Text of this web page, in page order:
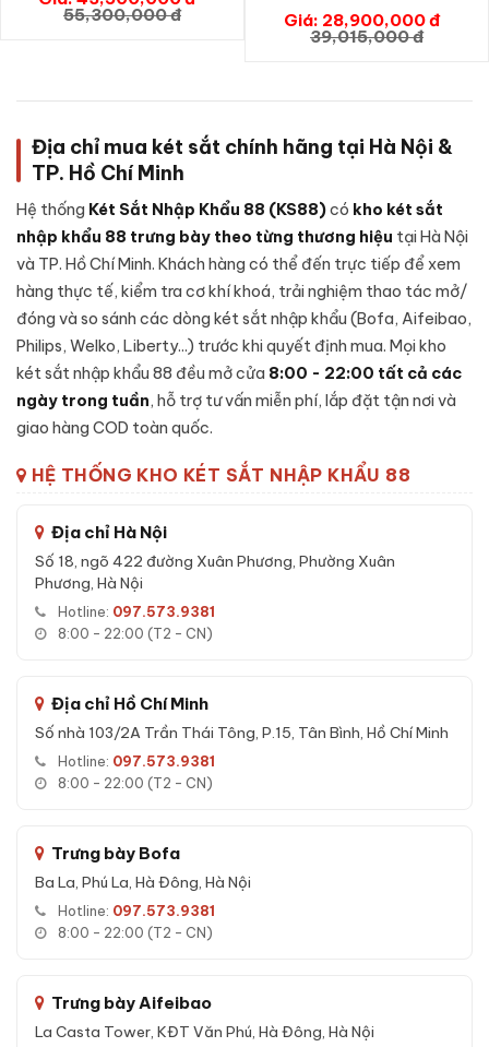
Cấu tạo Két sắt Liberty LB79-S5II vân
LB79-S5II vân tay chính hãng
là cấu tạo bên trong - dưới
đây là các thành phần chính của sản phẩm:
Vỏ ngoài:
Thép tấm dày dặn, xử lý chống gỉ và sơn tĩnh
điện chống bong tróc theo thời gian.
Vỏ trong:Thép tấm gia cố, đổbê-tông chống cháy
hợp lớp vật liệu cách nhiệt chuyên dụng giúp bảo vệ tài sản
khi gặp nhiệt độ cao và độ ẩm.
Cánh cửa két:
Thép nguyên khối đúc đặc, có gờ chống
cạy phá, đệm cao su chống khói thoát khi xảy ra hoả hoạn.
Hệ thống chốt khoá:Thanh chốt thép cứng đa hướng,
ngàm cài chống khoan và đục phá.
tích hợp cơ chế chống dò mã, tự khoá tạm thời khi nhập sai
Bản lề ẩn:Thiết kế bản lề chìm trong thân két, tránh điểm
yếu bị cạy phá từ bên ngoài.
Đặc tính kỹ thuật Két sắt Liberty LB79-
Dưới đây là các đặc tính kỹ thuật quan trọng giúp
Liberty LB79-S5II vân tay chính hãng
đáng tin cậy:
Khả năng chống cháy đa lớp với bê-tông và sợi cách nhiệt
công cụ phá khoá thông dụng.
Sản phẩm được kiểm định cơ khí và độ kín trước khi xuất
xưởng từ nhà máy.
Tuổi thọ ổ khoá cao, chìa thép tôi chất lượng cao, ít hỏng
hóc theo thời gian.
55,300,000 đ
GIỎ HÀNG
Giá: 28,900,000 đ
39,015,000 đ
GIỎ HÀNG
Địa chỉ mua két sắt chính hãng tại Hà Nội &
TP. Hồ Chí Minh
Hệ thống Két Sắt Nhập Khẩu 88 (KS88)có kho két sắt
nhập khẩu 88 trưng bày theo từng thương hiệu tại Hà Nội
và TP. Hồ Chí Minh. Khách hàng có thể đến trực tiếp để xem
hàng thực tế, kiểm tra cơ khí khoá, trải nghiệm thao tác mở/
đóng và so sánh các dòng két sắt nhập khẩu (Bofa, Aifeibao,
Philips, Welko, Liberty...) trước khi quyết định mua. Mọi kho
két sắt nhập khẩu 88 đều mở cửa 8:00 - 22:00 tất cả các
ngày trong tuần, hỗ trợ tư vấn miễn phí, lắp đặt tận nơi và
giao hàng COD toàn quốc.
HỆ THỐNG KHO KÉT SẮT NHẬP KHẨU 88
Địa chỉ Hà Nội
Số 18, ngõ 422 đường Xuân Phương, Phường Xuân
Phương, Hà Nội
Hotline: 097.573.9381
8:00 - 22:00 (T2 - CN)
Địa chỉ Hồ Chí Minh
Số nhà 103/2A Trần Thái Tông, P.15, Tân Bình, Hồ Chí Minh
Hotline: 097.573.9381
8:00 - 22:00 (T2 - CN)
Trưng bày Bofa
Ba La, Phú La, Hà Đông, Hà Nội
Hotline: 097.573.9381
8:00 - 22:00 (T2 - CN)
Trưng bày Aifeibao
La Casta Tower, KĐT Văn Phú, Hà Đông, Hà Nội